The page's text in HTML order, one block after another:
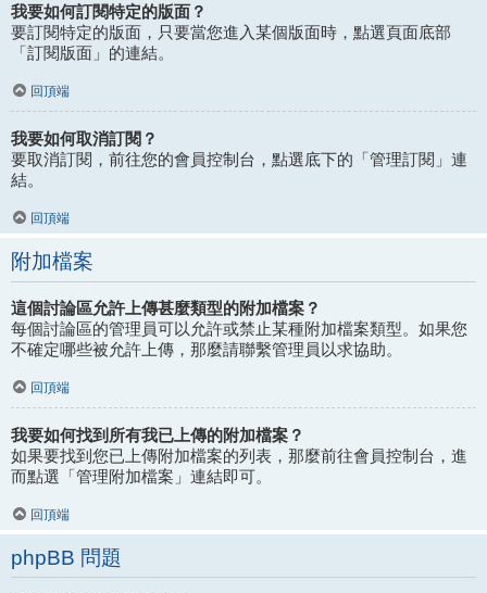
我要如何訂閱特定的版面？
要訂閱特定的版面，只要當您進入某個版面時，點選頁面底部
「訂閱版面」的連結。
回頂端
我要如何取消訂閱？
要取消訂閱，前往您的會員控制台，點選底下的「管理訂閱」連
結。
回頂端
附加檔案
這個討論區允許上傳甚麼類型的附加檔案？
每個討論區的管理員可以允許或禁止某種附加檔案類型。如果您
不確定哪些被允許上傳，那麼請聯繫管理員以求協助。
回頂端
我要如何找到所有我已上傳的附加檔案？
如果要找到您已上傳附加檔案的列表，那麼前往會員控制台，進
而點選「管理附加檔案」連結即可。
回頂端
phpBB 問題